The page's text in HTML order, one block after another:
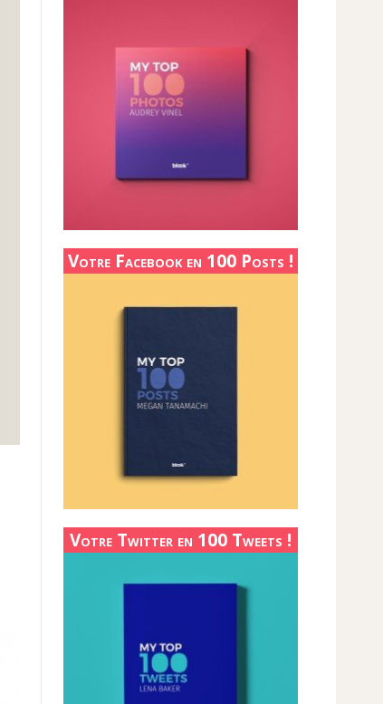
Votre Facebook en 100 Posts !
Votre Twitter en 100 Tweets !